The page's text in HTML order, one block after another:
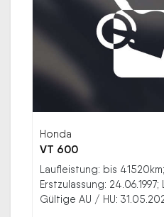
Honda
VT 600
Laufleistung: bis
Erstzulassung:
Gültige AU / HU: